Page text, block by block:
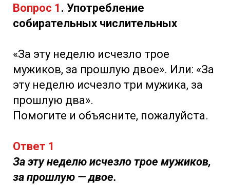
Вопрос 1 . Употребление
собирательных числительных
«За эту неделю исчезло трое
мужиков, за прошлую двое». Или: «За
эту неделю исчезло три мужика, за
прошлую два».
Помогите и объясните, пожалуйста.
Ответ 1
За эту неделю исчезло трое мужиков,
за прошлую — двое.